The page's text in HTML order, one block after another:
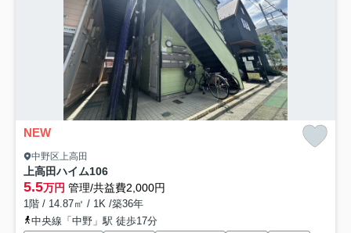
NEW
中野区上高田
上高田ハイム106
5.5万円 管理/共益費2,000円
1階 / 14.87㎡ / 1K /築36年
中央線「中野」駅 徒歩17分